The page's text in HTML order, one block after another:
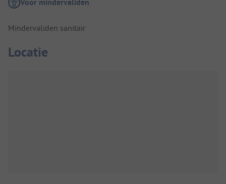
Mindervaliden sanitair
Locatie